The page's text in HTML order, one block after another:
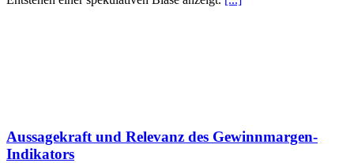
Aussagekraft und Relevanz des Gewinnmargen-
Indikators